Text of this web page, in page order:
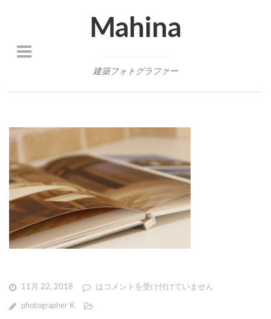
Mahina
建築フォトグラファー
11月 22, 2018 は コメントを受け付けていません
photographer K